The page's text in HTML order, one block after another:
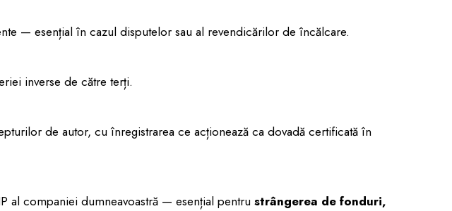
— esențial în cazul disputelor sau al revendicărilor de încălcare.
inverse de către terți.
de autor, cu înregistrarea ce acționează ca dovadă certificată în
al companiei dumneavoastră — esențial pentru strângerea de fonduri,